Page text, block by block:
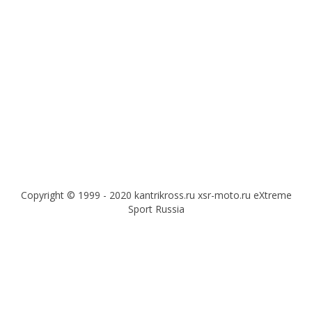
Copyright © 1999 - 2020 kantrikross.ru xsr-moto.ru eXtreme
Sport Russia